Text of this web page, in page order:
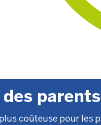
coûteuse pour les